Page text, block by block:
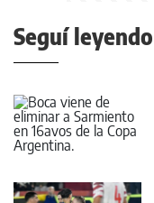
Seguí leyendo